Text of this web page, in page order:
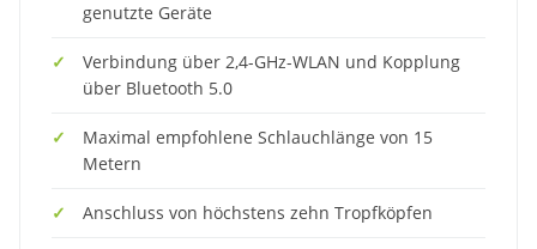
genutzte Geräte
Verbindung über 2,4-GHz-WLAN und Kopplung
über Bluetooth 5.0
Maximal empfohlene Schlauchlänge von 15
Metern
Anschluss von höchstens zehn Tropfköpfen